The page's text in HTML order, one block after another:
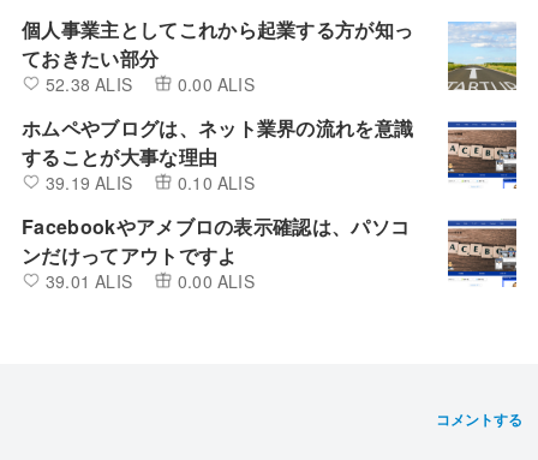
個人事業主としてこれから起業する方が知っ
ておきたい部分
52.38 ALIS 0.00 ALIS
ホムペやブログは、ネット業界の流れを意識
することが大事な理由
39.19 ALIS 0.10 ALIS
Facebookやアメブロの表示確認は、パソコ
ンだけってアウトですよ
39.01 ALIS 0.00 ALIS
コメントする